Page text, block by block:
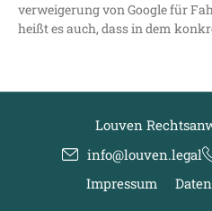
ver­wei­ge­rung von Goog­le für
heißt es auch, dass in dem
Louven
info@louven.legal
Impressum